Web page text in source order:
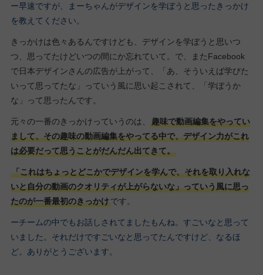
ー早速ですが、まーちゃんがデザインを学ぼうと思ったきっかけ
を教えてください。
きっかけは色々あるんですけども、デザインを学ぼうと思いつ
つ、思ってたけどいつの間にか忘れていて。で、またFacebook
で日本デザインさんの広告が上がって、「あ、そういえば学びた
いって思ってたな」っていう風に思い起こされて、「学ぼうか
な」って思ったんです。
元々の一番のきっかけっていうのは、
趣味で動画編集をやってい
まして、その趣味の動画編集をやってる中で、デザイン力がこれ
は必要だって思うことがだんだん出てきて。
「これはちょっとどこかでデザインを学んで、それを取り入れな
いと自分の動画のクオリティが上がらないな」っていう風に思っ
たのが一番最初のきっかけです。
ーチームの中でもお話しされてましたもんね。すごいなと思って
いました。それだけですごいなと思ってたんですけど、なるほ
ど。ありがとうございます。